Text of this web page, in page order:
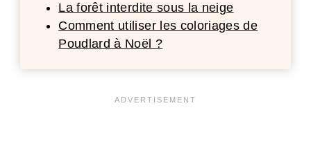
La forêt interdite sous la neige
Comment utiliser les coloriages de
Poudlard à Noël ?